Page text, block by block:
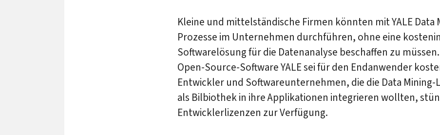
Kleine und mittelständische Firmen könnten mit YALE Data
Prozesse im Unternehmen durchführen, ohne eine
Softwarelösung für die Datenanalyse beschaffen zu
Open-Source-Software YALE sei für den Endanwender
Entwickler und Softwareunternehmen, die die Data Mining-
als Bilbiothek in ihre Applikationen integrieren wollten,
Entwicklerlizenzen zur Verfügung.